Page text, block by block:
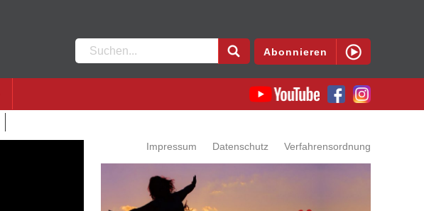
Suchen
nach:
Abonnieren
Impressum Datenschutz Verfahrensordnung